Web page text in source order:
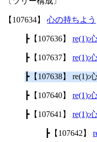
【107634】 心の持ちよう
┣【107636】 re(1):
┣【107637】 re(1):
┣【107638】 re(1):
┣【107640】 re(1):
┣【107641】 re(1):
┣【107642】